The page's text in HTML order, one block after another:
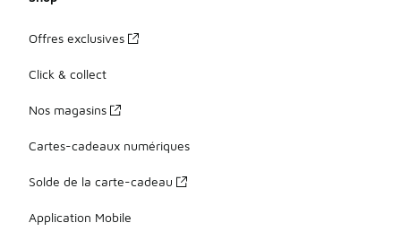
Offres exclusives
Click & collect
Nos magasins
Cartes-cadeaux numériques
Solde de la carte-cadeau
Application Mobile